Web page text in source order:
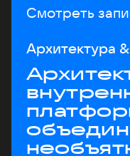
Смотреть
Архитектура